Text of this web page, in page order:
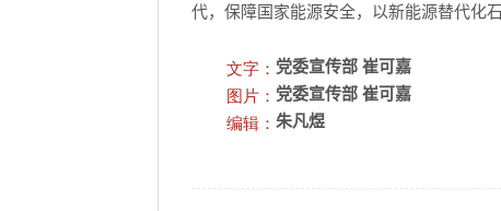
代，保障国家能源安全，以新能源替代化
文字： 党委宣传部 崔可嘉
图片： 党委宣传部 崔可嘉
编辑： 朱凡煜